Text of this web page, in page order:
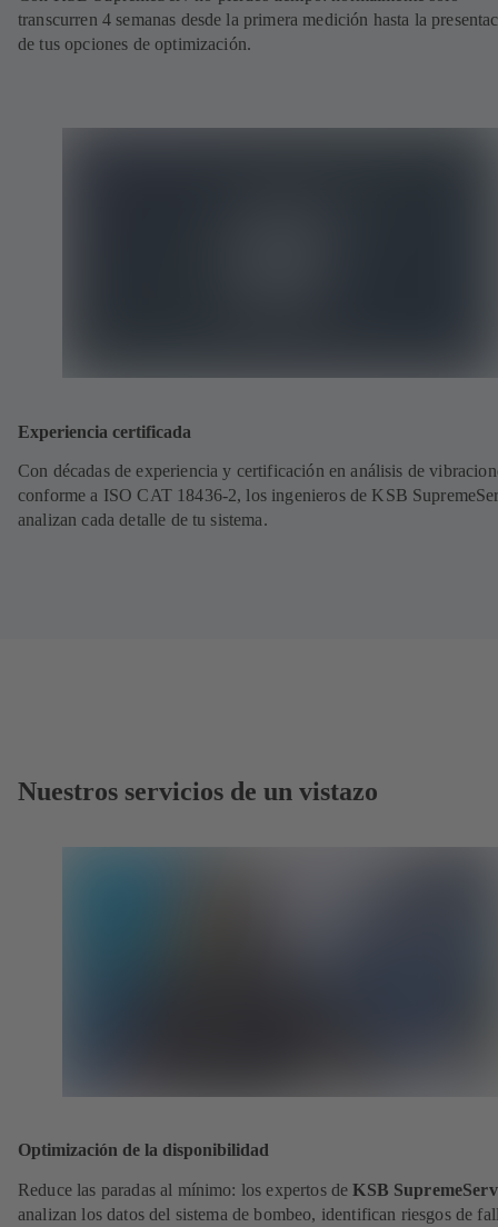
transcurren 4 semanas desde la primera medición hasta la
de tus opciones de optimización.
Experiencia certificada
Con décadas de experiencia y certificación en análisis de
conforme a ISO CAT 18436-2, los ingenieros de KSB
analizan cada detalle de tu sistema.
Nuestros servicios de un vistazo
Optimización de la disponibilidad
Reduce las paradas al mínimo: los expertos deKSB SupremeServ
analizan los datos del sistema de bombeo, identifican riesgos de